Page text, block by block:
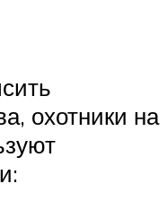
охотники на